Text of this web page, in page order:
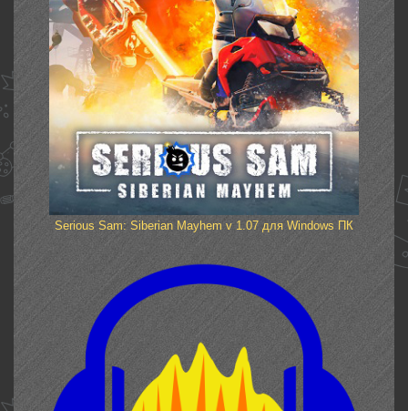
Serious Sam: Siberian Mayhem v 1.07 для Windows ПК